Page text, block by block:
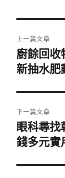
章
導
覽
上一篇文章
上
一
文
章:
廚餘回收
新抽水肥
下一篇文章
下
一
文
眼科尋
錢多元實